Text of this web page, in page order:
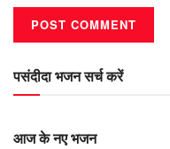
पसंदीदा भजन सर्च करें
आज के नए भजन